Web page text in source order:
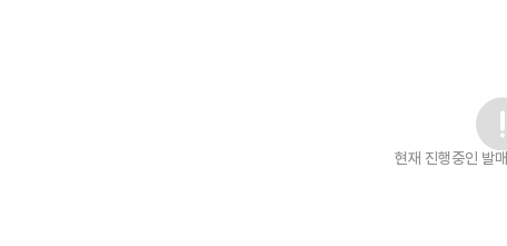
현재 진행중인 발매